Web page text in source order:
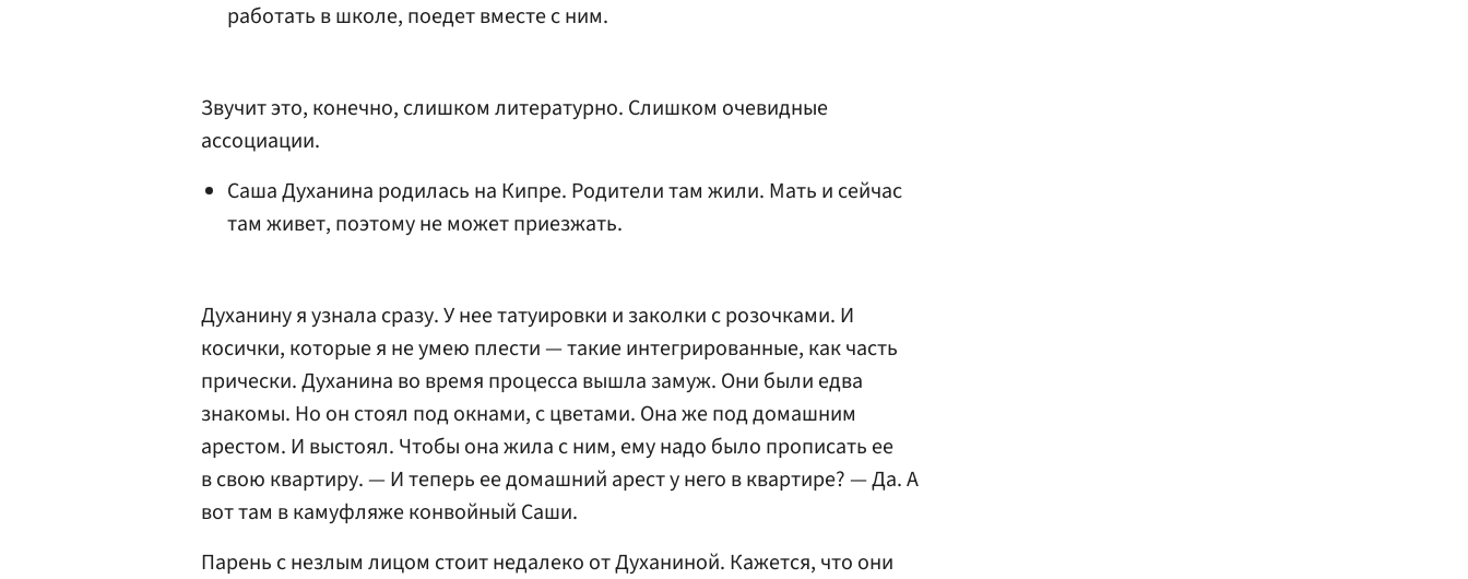
работать в школе, поедет вместе с ним.
Звучит это, конечно, слишком литературно. Слишком очевидные
ассоциации.
Саша Духанина родилась на Кипре. Родители там жили. Мать и сейчас
там живет, поэтому не может приезжать.
Духанину я узнала сразу. У нее татуировки и заколки с розочками. И
косички, которые я не умею плести — такие интегрированные, как часть
прически. Духанина во время процесса вышла замуж. Они были едва
знакомы. Но он стоял под окнами, с цветами. Она же под домашним
арестом. И выстоял. Чтобы она жила с ним, ему надо было прописать ее
в свою квартиру. — И теперь ее домашний арест у него в квартире? — Да. А
вот там в камуфляже конвойный Саши.
Парень с незлым лицом стоит недалеко от Духаниной. Кажется, что они